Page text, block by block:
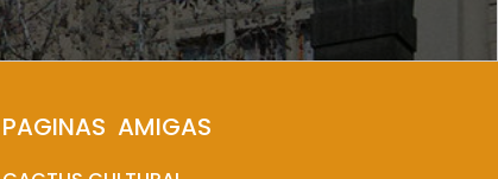
PAGINAS  AMIGAS